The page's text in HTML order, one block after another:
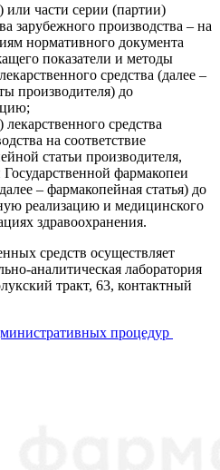
части серии (партии)
зарубежного производства – на
нормативного документа
показатели и методы
средства (далее –
производителя) до
средства
на соответствие
статьи производителя,
фармакопеи
– фармакопейная статья) до
реализацию и медицинского
здравоохранения.
средств осуществляет
аналитическая лаборатория
тракт, 63, контактный
процедур